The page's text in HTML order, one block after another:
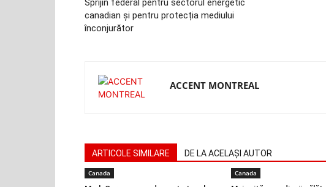
Sprijin federal pentru sectorul energetic
canadian și pentru protecția mediului
înconjurător
ACCENT MONTREAL
ARTICOLE SIMILARE DE LA ACELAȘI AUTOR
Canada Canada